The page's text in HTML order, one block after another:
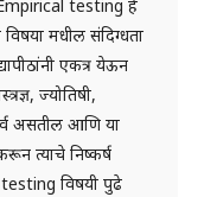
testing हे
विषया मधील संदिग्धता
एकत्र येऊन
ज्योतिषी,
असतील आणि या
त्याचे निष्कर्ष
विषयी पुढे